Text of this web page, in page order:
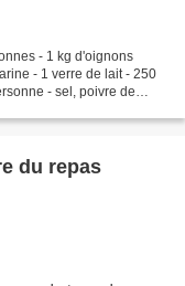
- 1 kg d'oignons
- 1 verre de lait - 250
- sel, poivre de
du repas